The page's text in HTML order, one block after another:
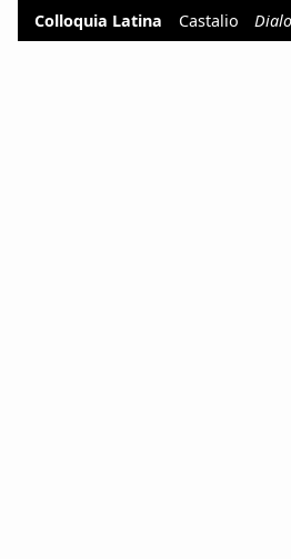
Colloquia Latina Castalio